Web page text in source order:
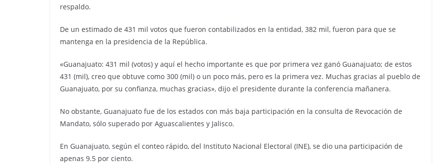
respaldo.
De un estimado de 431 mil votos que fueron contabilizados en la entidad, 382 mil, fueron para que se
mantenga en la presidencia de la República.
«Guanajuato: 431 mil (votos) y aquí el hecho importante es que por primera vez ganó Guanajuato; de estos
431 (mil), creo que obtuve como 300 (mil) o un poco más, pero es la primera vez. Muchas gracias al pueblo de
Guanajuato, por su confianza, muchas gracias», dijo el presidente durante la conferencia mañanera.
No obstante, Guanajuato fue de los estados con más baja participación en la consulta de Revocación de
Mandato, sólo superado por Aguascalientes y Jalisco.
En Guanajuato, según el conteo rápido, del Instituto Nacional Electoral (INE), se dio una participación de
apenas 9.5 por ciento.